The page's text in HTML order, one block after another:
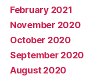
February 2021
November 2020
October 2020
September 2020
August 2020